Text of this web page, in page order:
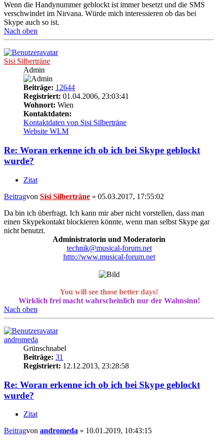
Wenn die Handynummer geblockt ist immer besetzt und die SMS
verschwindet im Nirvana. Würde mich interessieren ob das bei
Skype auch so ist.
Nach oben
Sisi Silberträne
Admin
Beiträge: 12644
Registriert: 01.04.2006, 23:03:41
Wohnort: Wien
Kontaktdaten:
Kontaktdaten von Sisi Silberträne
Website WLM
Re: Woran erkenne ich ob ich bei Skype geblockt
wurde?
Zitat
Beitragvon Sisi Silberträne » 05.03.2017, 17:55:02
Da bin ich überfragt. Ich kann mir aber nicht vorstellen, dass man
einen Skypekontakt blockieren könnte, wenn man selbst Skype gar
nicht benutzt.
Administratorin und Moderatorin
technik@musical-forum.net
http://www.musical-forum.net
You will see those better days!
Wirklich frei macht wahrscheinlich nur der Wahnsinn!
Nach oben
andromeda
Grünschnabel
Beiträge: 31
Registriert: 12.12.2013, 23:28:58
Re: Woran erkenne ich ob ich bei Skype geblockt
wurde?
Zitat
Beitragvon andromeda » 10.01.2019, 10:43:15